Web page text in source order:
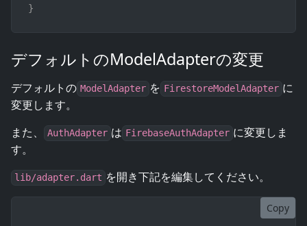
}
デフォルトのModelAdapterの変更
デフォルトの ModelAdapter を FirestoreModelAdapter に
変更します。
また、
AuthAdapter は FirebaseAuthAdapter に変更しま
す。
lib/adapter.dart を開き下記を編集してください。
Copy